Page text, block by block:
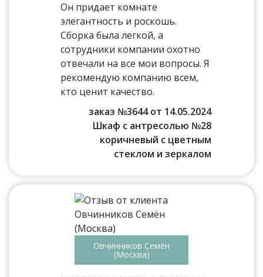
Он придает комнате
элегантность и роскошь.
Сборка была легкой, а
сотрудники компании охотно
отвечали на все мои вопросы. Я
рекомендую компанию всем,
кто ценит качество.
заказ №3644 от 14.05.2024
Шкаф с антресолью №28
коричневый с цветным
стеклом и зеркалом
Овчинников Семён
(Москва)